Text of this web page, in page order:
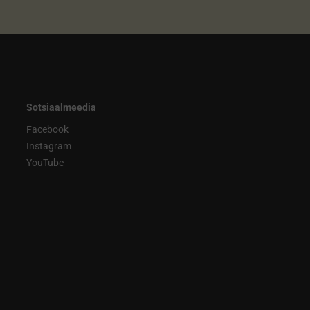
Sotsiaalmeedia
Facebook
Instagram
YouTube